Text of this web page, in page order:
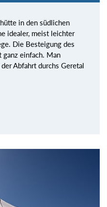
in den südlichen
idealer, meist leichter
Die Besteigung des
einfach. Man
Abfahrt durchs Geretal